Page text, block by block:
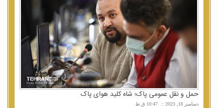
حمل و نقل عمومی پاک؛ شاه کلید هوای پاک
دسامبر 18, 2023 10:47 ق.ظ